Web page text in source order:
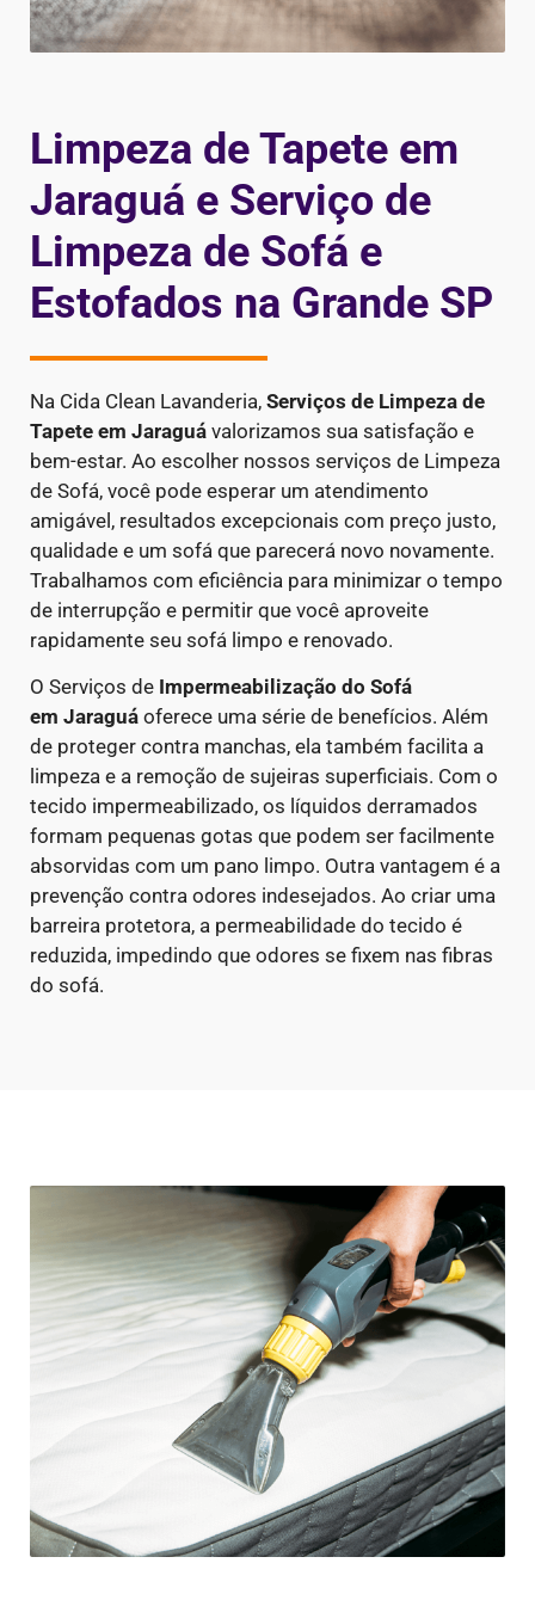
Limpeza de Tapete em
Jaraguá e Serviço de
Limpeza de Sofá e
Estofados na Grande SP
Na Cida Clean Lavanderia, Serviços de Limpeza de
Tapete em Jaraguá valorizamos sua satisfação e
bem-estar. Ao escolher nossos serviços de Limpeza
de Sofá, você pode esperar um atendimento
amigável, resultados excepcionais com preço justo,
qualidade e um sofá que parecerá novo novamente.
Trabalhamos com eficiência para minimizar o tempo
de interrupção e permitir que você aproveite
rapidamente seu sofá limpo e renovado.
O Serviços de Impermeabilização do Sofá
em Jaraguá oferece uma série de benefícios. Além
de proteger contra manchas, ela também facilita a
limpeza e a remoção de sujeiras superficiais. Com o
tecido impermeabilizado, os líquidos derramados
formam pequenas gotas que podem ser facilmente
absorvidas com um pano limpo. Outra vantagem é a
prevenção contra odores indesejados. Ao criar uma
barreira protetora, a permeabilidade do tecido é
reduzida, impedindo que odores se fixem nas fibras
do sofá.